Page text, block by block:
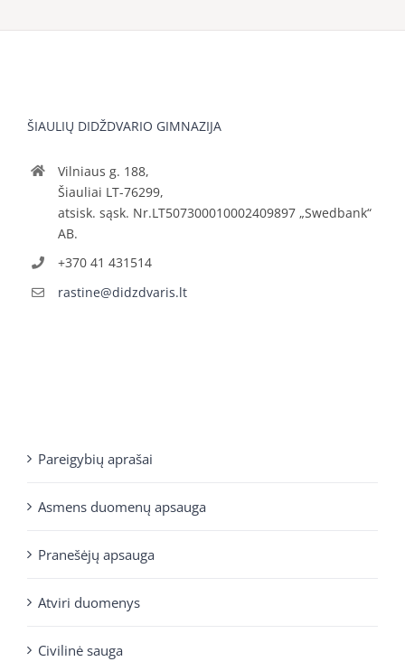
ŠIAULIŲ DIDŽDVARIO GIMNAZIJA
Vilniaus g. 188,
Šiauliai LT-76299,
atsisk. sąsk. Nr.LT507300010002409897 „Swedbank“
AB.
+370 41 431514
rastine@didzdvaris.lt
Pareigybių aprašai
Asmens duomenų apsauga
Pranešėjų apsauga
Atviri duomenys
Civilinė sauga